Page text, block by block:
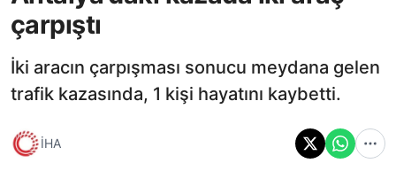
çarpıştı
İki aracın çarpışması sonucu meydana gelen
trafik kazasında, 1 kişi hayatını kaybetti.
İHA